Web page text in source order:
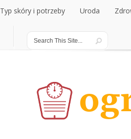
Naturalna pielęgnacja i DIY
Typ skóry i potrzeby
Typ skóry i potrzeby
Uroda
Uroda